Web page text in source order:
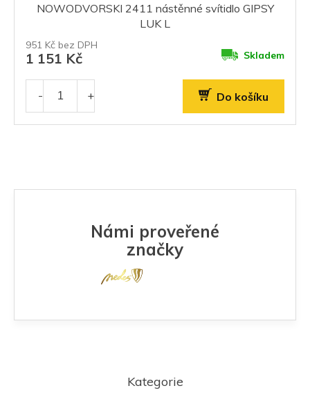
NOWODVORSKI 2411 nástěnné svítidlo GIPSY
LUK L
951 Kč bez DPH
1 151 Kč Skladem
Do košíku
Námi proveřené
značky
Kategorie